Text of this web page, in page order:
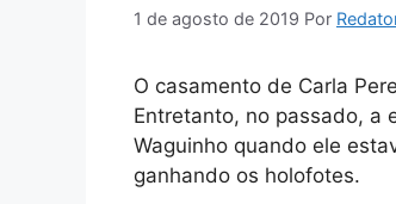
1 de agosto de 2019 Por
O casamento de Carla
Entretanto, no passado, a
Waguinho quando ele
ganhando os holofotes.